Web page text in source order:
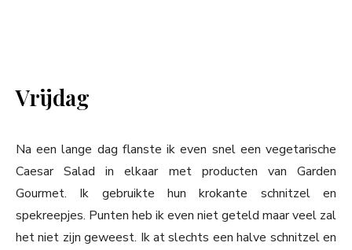
Vrijdag
Na een lange dag flanste ik even snel een vegetarische
Caesar Salad in elkaar met producten van Garden
Gourmet. Ik gebruikte hun krokante schnitzel en
spekreepjes. Punten heb ik even niet geteld maar veel zal
het niet zijn geweest. Ik at slechts een halve schnitzel en